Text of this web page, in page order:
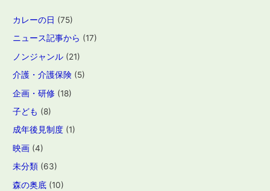
カレーの日 (75)
ニュース記事から (17)
ノンジャンル (21)
介護・介護保険 (5)
企画・研修 (18)
子ども (8)
成年後見制度 (1)
映画 (4)
未分類 (63)
森の奥底 (10)